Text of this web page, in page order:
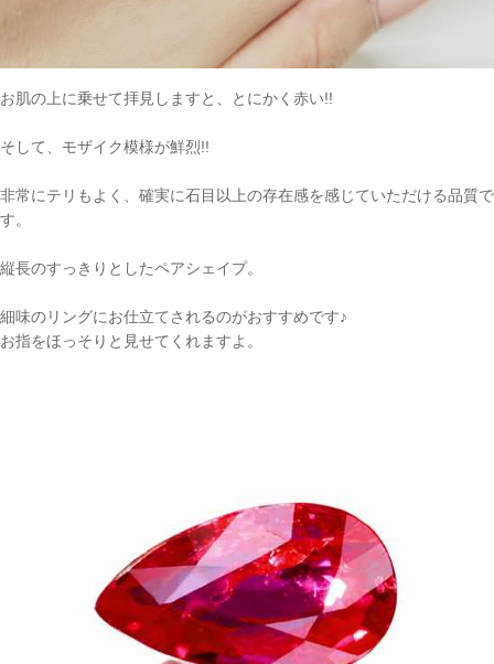
お肌の上に乗せて拝見しますと、とにかく赤い!!
そして、モザイク模様が鮮烈!!
非常にテリもよく、確実に石目以上の存在感を感じていただける品質で
す。
縦長のすっきりとしたペアシェイプ。
細味のリングにお仕立てされるのがおすすめです♪
お指をほっそりと見せてくれますよ。